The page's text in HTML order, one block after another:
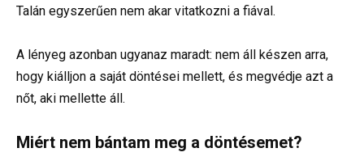
Talán egyszerűen nem akar vitatkozni a fiával.
A lényeg azonban ugyanaz maradt: nem áll készen arra,
hogy kiálljon a saját döntései mellett, és megvédje azt a
nőt, aki mellette áll.
Miért nem bántam meg a döntésemet?